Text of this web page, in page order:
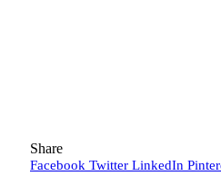
Share
Facebook Twitter LinkedIn